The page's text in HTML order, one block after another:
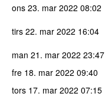
ons 23. mar 2022 08:02
tirs 22. mar 2022 16:04
man 21. mar 2022 23:47
fre 18. mar 2022 09:40
tors 17. mar 2022 07:15